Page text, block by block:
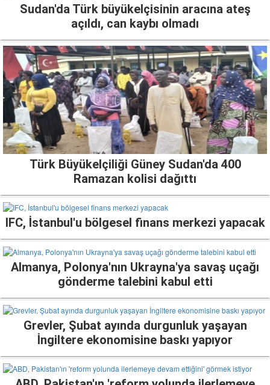
Sudan'da Türk büyükelçisinin aracına ateş
açıldı, can kaybı olmadı
Türk Büyükelçiliği Güney Sudan'da 400
Ramazan kolisi dağıttı
IFC, İstanbul'u bölgesel finans merkezi yapacak
Almanya, Polonya'nın Ukrayna'ya savaş uçağı
gönderme talebini kabul etti
Grevler, Şubat ayında durgunluk yaşayan
İngiltere ekonomisine baskı yapıyor